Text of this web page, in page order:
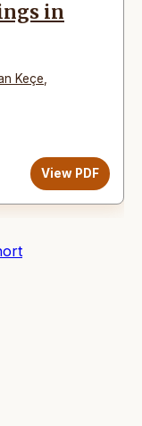
in
Keçe
View PDF